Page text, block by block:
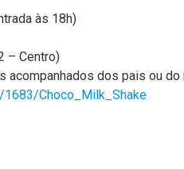
às 18h)
– Centro)
acompanhados dos pais ou
Choco_Milk_Shake